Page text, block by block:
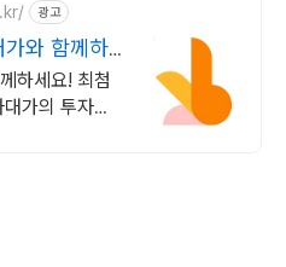
광고
와 함께하
하세요! 최첨
가의 투자공